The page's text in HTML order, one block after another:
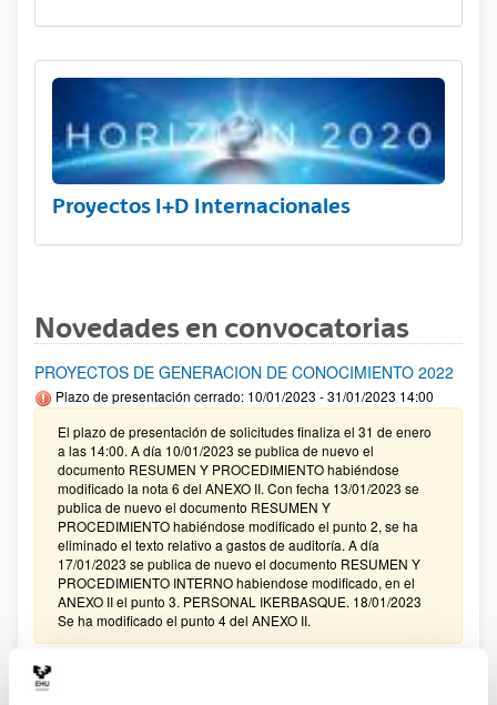
Proyectos I+D Internacionales
Novedades en convocatorias
PROYECTOS DE GENERACION DE CONOCIMIENTO 2022
Plazo de presentación cerrado: 10/01/2023 - 31/01/2023 14:00
El plazo de presentación de solicitudes finaliza el 31 de enero
a las 14:00. A día 10/01/2023 se publica de nuevo el
documento RESUMEN Y PROCEDIMIENTO habiéndose
modificado la nota 6 del ANEXO II. Con fecha 13/01/2023 se
publica de nuevo el documento RESUMEN Y
PROCEDIMIENTO habiéndose modificado el punto 2, se ha
eliminado el texto relativo a gastos de auditoría. A día
17/01/2023 se publica de nuevo el documento RESUMEN Y
PROCEDIMIENTO INTERNO habiendose modificado, en el
ANEXO II el punto 3. PERSONAL IKERBASQUE. 18/01/2023
Se ha modificado el punto 4 del ANEXO II.
35 edición de los Premios Rei Jaume I